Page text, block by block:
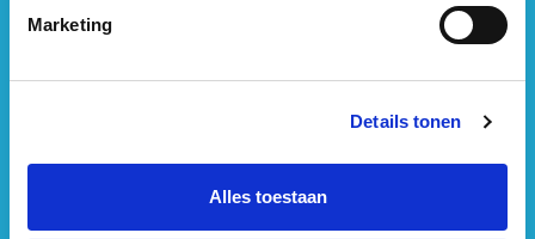
Marketing
Details tonen
Alles toestaan
Neem
Vastgoedrecht & Contracten opleidingen